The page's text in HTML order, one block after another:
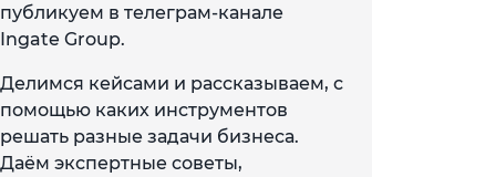
публикуем в телеграм-канале
Ingate Group.
Делимся кейсами и рассказываем, с
помощью каких инструментов
решать разные задачи бизнеса.
Даём экспертные советы,